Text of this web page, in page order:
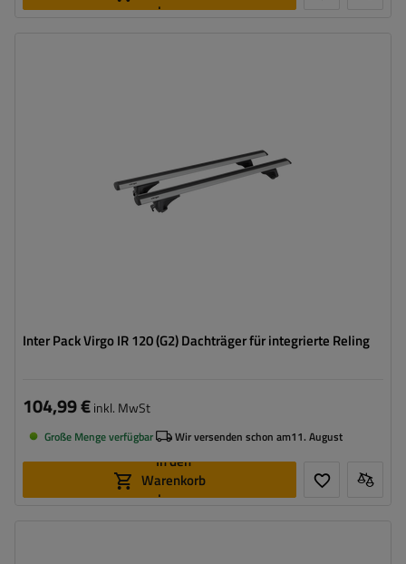
legen
Inter Pack Virgo IR 120 (G2) Dachträger für integrierte Reling
104,99 €inkl. MwSt
Große Menge verfügbar Wir versenden schon am11. August
In den
Warenkorb
legen